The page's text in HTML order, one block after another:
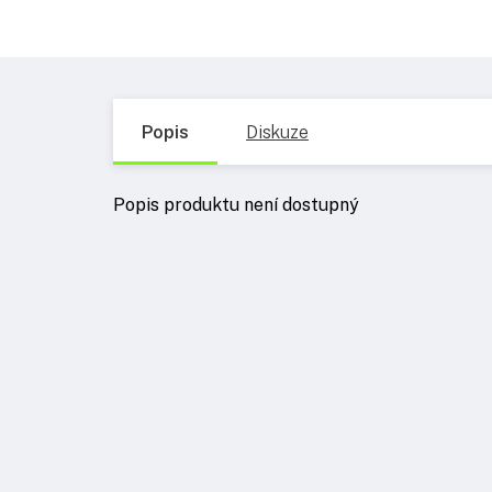
Popis Diskuze
Popis produktu není dostupný